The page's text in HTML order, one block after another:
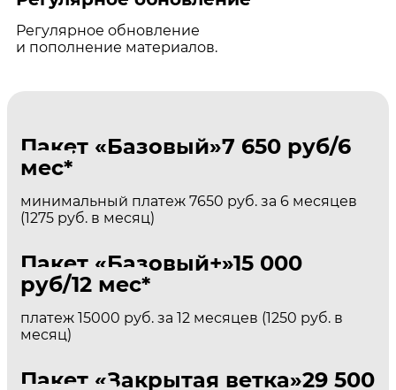
Регулярное обновление
и пополнение материалов.
Пакет «Базовый»7 650 руб/6
мес*
минимальный платеж 7650 руб. за 6 месяцев
(1275 руб. в месяц)
Пакет «Базовый+»15 000
руб/12 мес*
платеж 15000 руб. за 12 месяцев (1250 руб. в
месяц)
Пакет «Закрытая ветка»29 500